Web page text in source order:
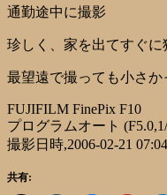
通勤途中に撮影
珍しく、家を出てすぐに
最望遠で撮っても小さか
FUJIFILM FinePix F10
プログラムオート
撮影日時,2006-02-21
共有: